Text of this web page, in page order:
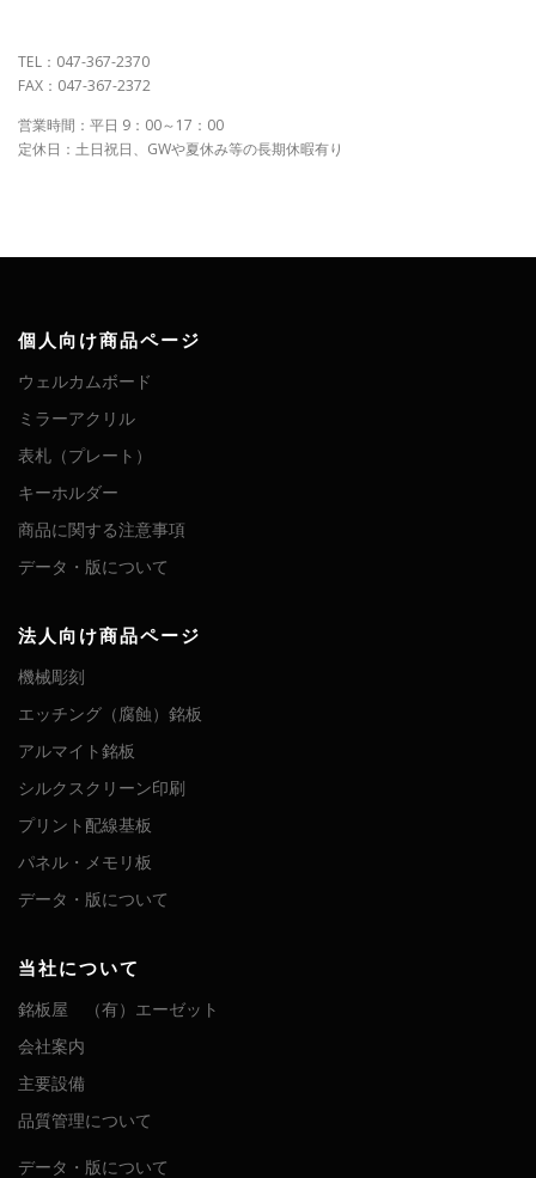
TEL：047-367-2370
FAX：047-367-2372
営業時間：平日 9：00～17：00
定休日：土日祝日、GWや夏休み等の長期休暇有り
個人向け商品ページ
ウェルカムボード
ミラーアクリル
表札（プレート）
キーホルダー
商品に関する注意事項
データ・版について
法人向け商品ページ
機械彫刻
エッチング（腐蝕）銘板
アルマイト銘板
シルクスクリーン印刷
プリント配線基板
パネル・メモリ板
データ・版について
当社について
銘板屋 （有）エーゼット
会社案内
主要設備
品質管理について
データ・版について